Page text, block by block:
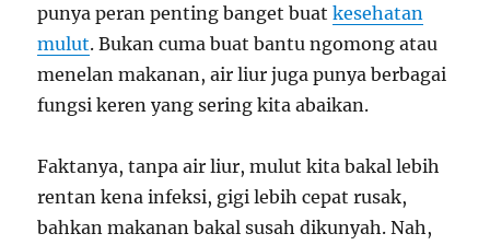
punya peran penting banget buatkesehatan
mulut. Bukan cuma buat bantu ngomong atau
menelan makanan, air liur juga punya berbagai
fungsi keren yang sering kita abaikan.
Faktanya, tanpa air liur, mulut kita bakal lebih
rentan kena infeksi, gigi lebih cepat rusak,
bahkan makanan bakal susah dikunyah. Nah,